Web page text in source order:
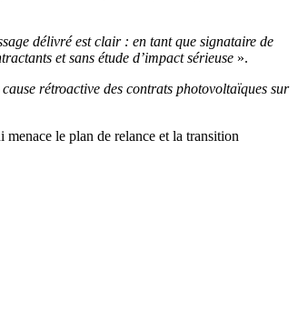
délivré est clair : en tant que signataire de
et sans étude d’impact sérieuse ».
rétroactive des contrats photovoltaïques sur
le plan de relance et la transition